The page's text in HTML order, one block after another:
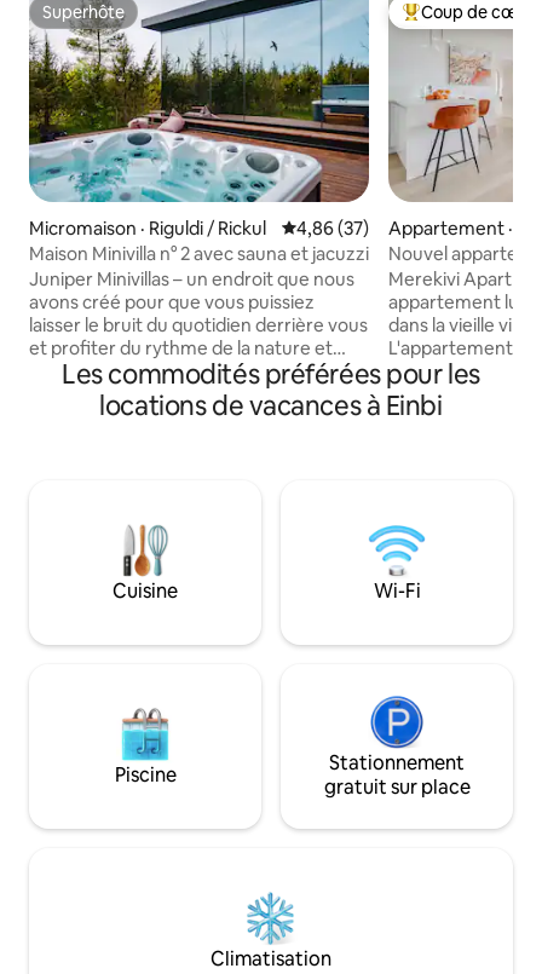
Superhôte
Superhôte
Micromaison · Riguldi / Rickul Note moyenne de 4,86 sur 5,
4,86 (37)
Maison Minivilla n° 2 avec sauna et jacuzzi
Juniper Minivillas – un endroit que nous
avons créé pour que vous puissiez
laisser le bruit du quotidien derrière vous
et profiter du rythme de la nature et
simplement être présent. Ici, tu peux
écouter le vent dans les genévriers et
observer comment le ciel change de
sauna et le jacuzzi sont inclus dans le
prix. Il y a aussi la possibilité de faire un
barbecue et nous fournissons le
charbon de bois. Quoi de plus agréable
privée!
Coup de cœur
Coup de cœur
Appartement ·
Nouvel
avec sauna dans
Haapsalu
Merekivi
appartement
dans la vieille ville
L'appartement
ouverte, une
deux chambres,
spacieuse et un
le meilleur
du soir et de
soleil. L'appartement est à 5 minutes à
pied du vieux
des restaurants
Les commodités préférées pour les
locations de vacances à Einbi
Cuisine Wi-Fi
Piscine
Stationnement
gratuit sur place
Climatisation